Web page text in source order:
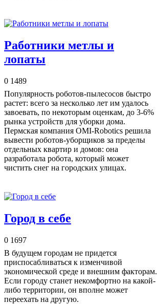
Работники метлы и
лопаты
0 1489
Популярность роботов-пылесосов быстро
растет: всего за несколько лет им удалось
завоевать, по некоторым оценкам, до 3-6%
рынка устройств для уборки дома.
Пермская компания OMI-Robotics решила
вывести роботов-уборщиков за пределы
отдельных квартир и домов: она
разработала робота, который может
чистить снег на городских улицах.
Город в себе
0 1697
В будущем городам не придется
приспосабливаться к изменчивой
экономической среде и внешним факторам.
Если городу станет некомфортно на какой-
либо территории, он вполне может
переехать на другую.